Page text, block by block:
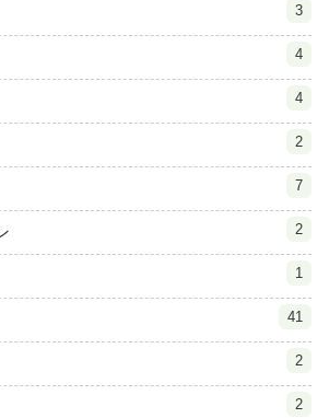
3
4
4
2
7
2
1
41
2
2